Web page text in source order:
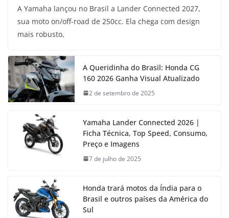
A Yamaha lançou no Brasil a Lander Connected 2027,
sua moto on/off-road de 250cc. Ela chega com design
mais robusto,
A Queridinha do Brasil: Honda CG
160 2026 Ganha Visual Atualizado
2 de setembro de 2025
Yamaha Lander Connected 2026 |
Ficha Técnica, Top Speed, Consumo,
Preço e Imagens
7 de julho de 2025
Honda trará motos da Índia para o
Brasil e outros países da América do
Sul